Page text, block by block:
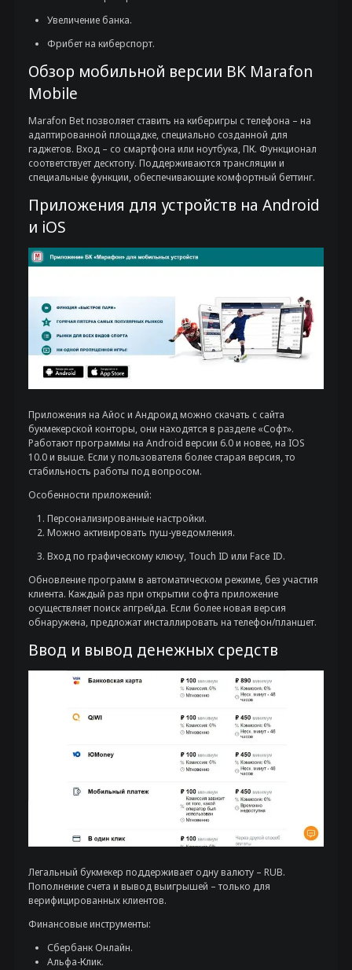
Увеличение банка.
Фрибет на киберспорт.
Обзор мобильной версии BK Marafon
Mobile
Marafon Bet позволяет ставить на киберигры с телефона – на
адаптированной площадке, специально созданной для
гаджетов. Вход – со смартфона или ноутбука, ПК. Функционал
соответствует десктопу. Поддерживаются трансляции и
специальные функции, обеспечивающие комфортный беттинг.
Приложения для устройств на Android
и iOS
Приложения на Айос и Андроид можно скачать с сайта
букмекерской конторы, они находятся в разделе «Софт».
Работают программы на Android версии 6.0 и новее, на IOS
10.0 и выше. Если у пользователя более старая версия, то
стабильность работы под вопросом.
Особенности приложений:
Персонализированные настройки.
Можно активировать пуш-уведомления.
Вход по графическому ключу, Touch ID или Face ID.
Обновление программ в автоматическом режиме, без участия
клиента. Каждый раз при открытии софта приложение
осуществляет поиск апгрейда. Если более новая версия
обнаружена, предложат инсталлировать на телефон/планшет.
Ввод и вывод денежных средств
Легальный букмекер поддерживает одну валюту – RUB.
Пополнение счета и вывод выигрышей – только для
верифицированных клиентов.
Финансовые инструменты:
Сбербанк Онлайн.
Альфа-Клик.